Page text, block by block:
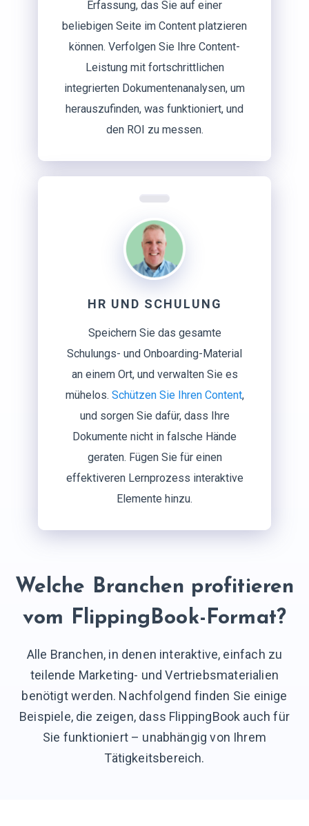
Erfassung, das Sie auf einer
beliebigen Seite im Content platzieren
können. Verfolgen Sie Ihre Content-
Leistung mit fortschrittlichen
integrierten Dokumentenanalysen, um
herauszufinden, was funktioniert, und
den ROI zu messen.
HR UND SCHULUNG
Speichern Sie das gesamte
Schulungs- und Onboarding-Material
an einem Ort, und verwalten Sie es
mühelos. Schützen Sie Ihren Content,
und sorgen Sie dafür, dass Ihre
Dokumente nicht in falsche Hände
geraten. Fügen Sie für einen
effektiveren Lernprozess interaktive
Elemente hinzu.
Welche Branchen profitieren
vom FlippingBook-Format?
Alle Branchen, in denen interaktive, einfach zu
teilende Marketing- und Vertriebsmaterialien
benötigt werden. Nachfolgend finden Sie einige
Beispiele, die zeigen, dass FlippingBook auch für
Sie funktioniert – unabhängig von Ihrem
Tätigkeitsbereich.